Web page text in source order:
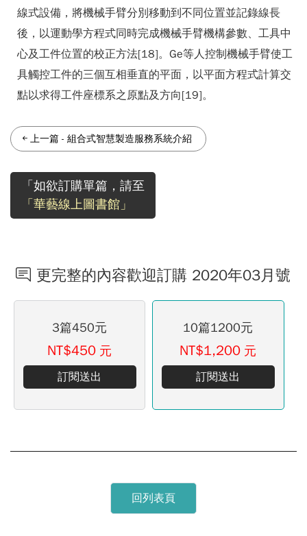
線式設備，將機械手臂分別移動到不同位置並記錄線長
後，以運動學方程式同時完成機械手臂機構參數、工具中
心及工件位置的校正方法[18]。Ge等人控制機械手臂使工
具觸控工件的三個互相垂直的平面，以平面方程式計算交
點以求得工件座標系之原點及方向[19]。
上一篇 - 組合式智慧製造服務系統介紹
「如欲訂購單篇，請至
「華藝線上圖書館」
更完整的內容歡迎訂購 2020年03月號
3篇450元
NT$450 元
訂閱送出
10篇1200元
NT$1,200 元
訂閱送出
回列表頁